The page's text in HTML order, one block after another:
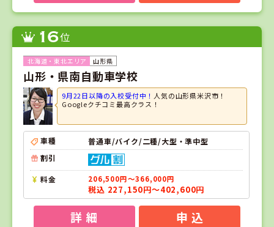
16位
山形県
山形・県南自動車学校
9月22日以降の入校受付中！ 人気の山形県米沢市！
Googleクチコミ最高クラス！
車種
普通車/バイク/二種/大型・準中型
割引
料金 206,500円～366,000円
税込 227,150円～402,600円
詳 細 申 込